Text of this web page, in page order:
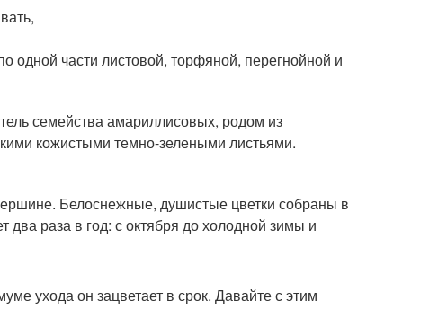
одной части листовой, торфяной, перегнойной и
семейства амариллисовых, родом из
кожистыми темно-зелеными листьями.
Белоснежные, душистые цветки собраны в
раза в год: с октября до холодной зимы и
ухода он зацветает в срок. Давайте с этим